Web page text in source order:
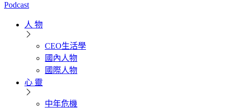
Podcast
人 物
CEO生活學
國內人物
國際人物
心 靈
中年危機